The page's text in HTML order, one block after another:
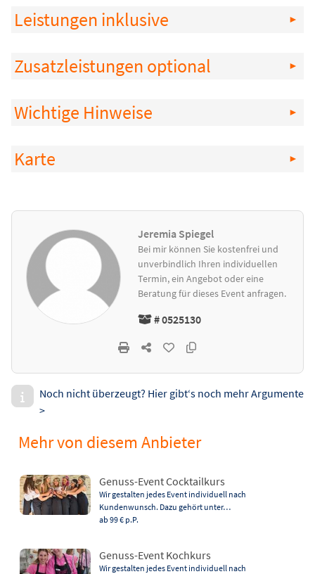
Leistungen inklusive
Zusatzleistungen optional
Wichtige Hinweise
Karte
Jeremia Spiegel
Bei mir können Sie kostenfrei und
unverbindlich Ihren individuellen
Termin, ein Angebot oder eine
Beratung für dieses Event anfragen.
# 0525130
Noch nicht überzeugt? Hier gibt‘s noch mehr Argumente
>
Mehr von diesem Anbieter
Genuss-Event Cocktailkurs
Wir gestalten jedes Event individuell nach
Kundenwunsch. Dazu gehört unter…
ab 99 € p.P.
Genuss-Event Kochkurs
Wir gestalten jedes Event individuell nach